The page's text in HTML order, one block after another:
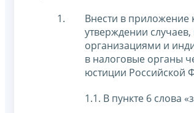
Внести в приложение
утверждении
организациями и
в налоговые органы
юстиции Российской
1.1. В пункте 6 слова